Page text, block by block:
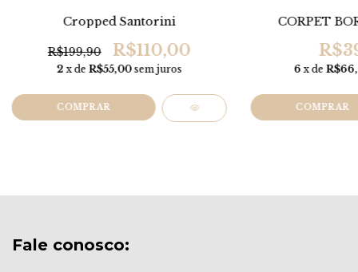
Cropped Santorini
R$199,90 R$110,00
2 x de R$55,00 sem juros
COMPRAR
CORPET
6 x de
COMPRAR
Fale conosco: